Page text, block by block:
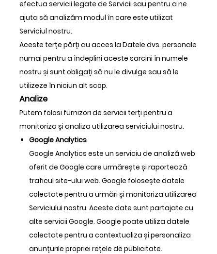
efectua servicii legate de Servicii sau pentru a ne
ajuta să analizăm modul în care este utilizat
Serviciul nostru.
Aceste terțe părți au acces la Datele dvs. personale
numai pentru a îndeplini aceste sarcini în numele
nostru și sunt obligați să nu le divulge sau să le
utilizeze în niciun alt scop.
Analize
Putem folosi furnizori de servicii terți pentru a
monitoriza și analiza utilizarea serviciului nostru.
Google Analytics
Google Analytics este un serviciu de analiză web
oferit de Google care urmărește și raportează
traficul site-ului web. Google folosește datele
colectate pentru a urmări și monitoriza utilizarea
Serviciului nostru. Aceste date sunt partajate cu
alte servicii Google. Google poate utiliza datele
colectate pentru a contextualiza și personaliza
anunțurile propriei rețele de publicitate.